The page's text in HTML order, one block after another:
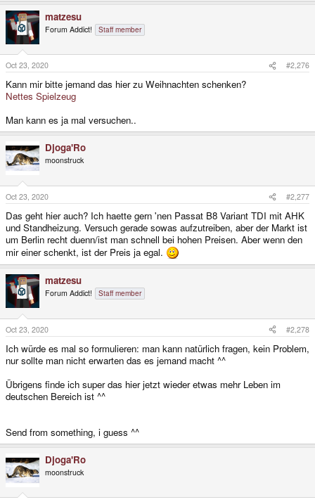
matzesu
Forum Addict! Staff member
Oct 23, 2020 #2,276
Kann mir bitte jemand das hier zu Weihnachten schenken?
Nettes Spielzeug
Man kann es ja mal versuchen..
Djoga'Ro
moonstruck
Oct 23, 2020 #2,277
Das geht hier auch? Ich haette gern 'nen Passat B8 Variant TDI mit AHK
und Standheizung. Versuch gerade sowas aufzutreiben, aber der Markt ist
um Berlin recht duenn/ist man schnell bei hohen Preisen. Aber wenn den
mir einer schenkt, ist der Preis ja egal.
matzesu
Forum Addict! Staff member
Oct 23, 2020 #2,278
Ich würde es mal so formulieren: man kann natürlich fragen, kein Problem,
nur sollte man nicht erwarten das es jemand macht ^^
Übrigens finde ich super das hier jetzt wieder etwas mehr Leben im
deutschen Bereich ist ^^
Send from something, i guess ^^
Djoga'Ro
moonstruck